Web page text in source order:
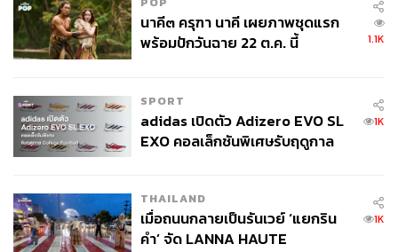
นาคี๓ ครุฑา นาคี เผยภาพชุดแรก
พร้อมปักวันฉาย 22 ต.ค. นี้
1.1K
SPORT
adidas เปิดตัว Adizero EVO SL
EXO คอลเล็กชันพิเศษรับฤดูกาล
1K
THAILAND
เมื่อถนนกลายเป็นรันเวย์ ‘แยกริน
คำ’ จัด LANNA HAUTE
1K